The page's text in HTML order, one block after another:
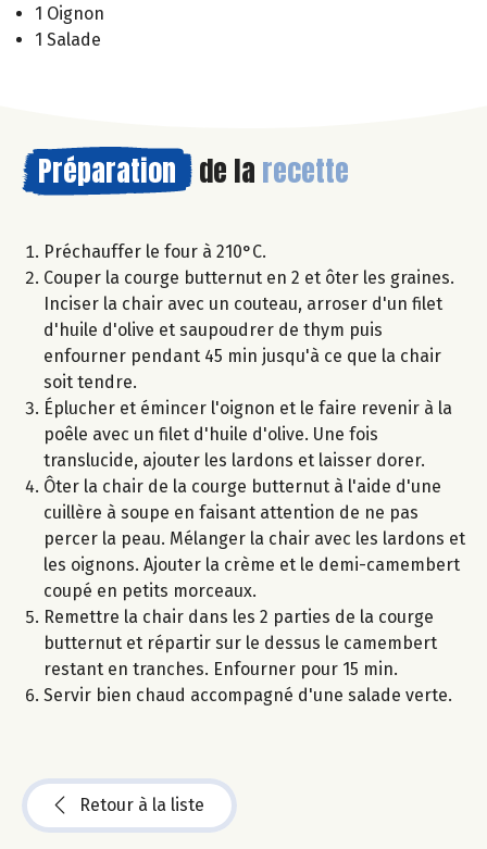
1 Oignon
1 Salade
Préparation de la recette
Préchauffer le four à 210°C.
Couper la courge butternut en 2 et ôter les graines.
Inciser la chair avec un couteau, arroser d'un filet
d'huile d'olive et saupoudrer de thym puis
enfourner pendant 45 min jusqu'à ce que la chair
soit tendre.
Éplucher et émincer l'oignon et le faire revenir à la
poêle avec un filet d'huile d'olive. Une fois
translucide, ajouter les lardons et laisser dorer.
Ôter la chair de la courge butternut à l'aide d'une
cuillère à soupe en faisant attention de ne pas
percer la peau. Mélanger la chair avec les lardons et
les oignons. Ajouter la crème et le demi-camembert
coupé en petits morceaux.
Remettre la chair dans les 2 parties de la courge
butternut et répartir sur le dessus le camembert
restant en tranches. Enfourner pour 15 min.
Servir bien chaud accompagné d'une salade verte.
Retour à la liste